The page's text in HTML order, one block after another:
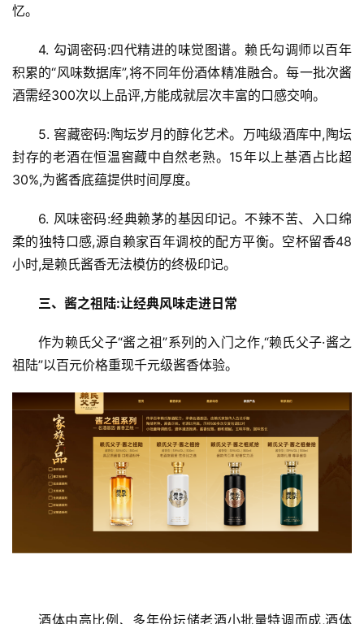
活
科
技
经
专
·
忆。
4. 勾调密码:四代精进的味觉图谱。赖氏勾调师以百年
积累的“风味数据库”,将不同年份酒体精准融合。每一批次酱
酒需经300次以上品评,方能成就层次丰富的口感交响。
5. 窖藏密码:陶坛岁月的醇化艺术。万吨级酒库中,陶坛
封存的老酒在恒温窖藏中自然老熟。15年以上基酒占比超
30%,为酱香底蕴提供时间厚度。
6. 风味密码:经典赖茅的基因印记。不辣不苦、入口绵
柔的独特口感,源自赖家百年调校的配方平衡。空杯留香48
小时,是赖氏酱香无法模仿的终极印记。
三、酱之祖陆:让经典风味走进日常
作为赖氏父子“酱之祖”系列的入门之作,“赖氏父子·酱之
祖陆”以百元价格重现千元级酱香体验。
酒体由高比例、多年份坛储老酒小批量特调而成,酒体